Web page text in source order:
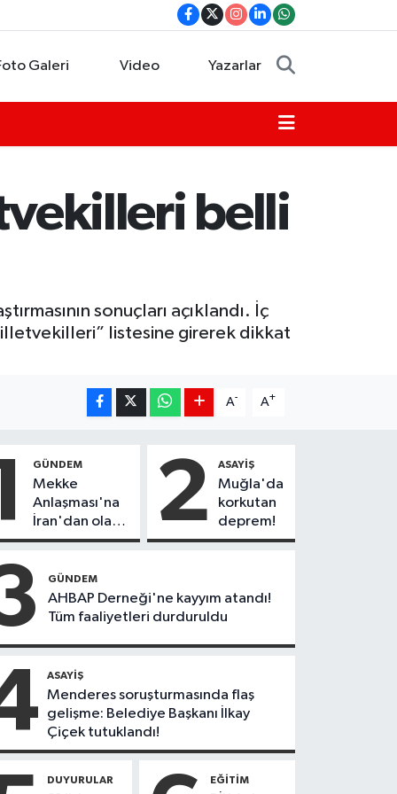
Galeri Video Yazarlar
belli
sonuçları açıklandı. İç
listesine girerek dikkat
A- A+
GÜNDEM
Mekke
Anlaşması'na
İran'dan olay
tepki:
düzeltin"
2 ASAYIŞ
Muğla'da
korkutan
deprem!
GÜNDEM
AHBAP Derneği'ne kayyım atandı!
Tüm faaliyetleri durduruldu
ASAYIŞ
Menderes soruşturmasında flaş
gelişme: Belediye Başkanı İlkay
Çiçek tutuklandı!
DUYURULAR EĞITIM